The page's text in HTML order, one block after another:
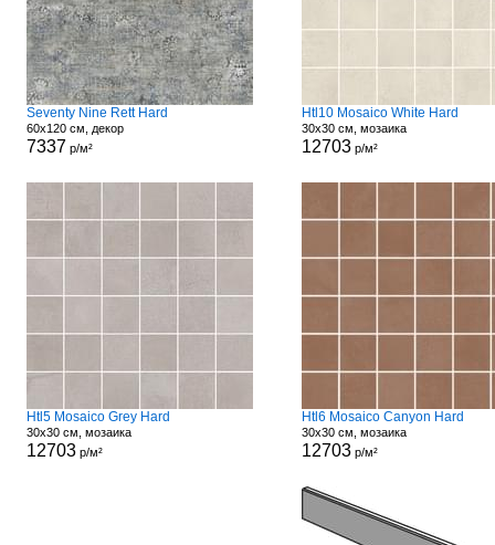
Seventy Nine Rett Hard
60x120 см, декор
7337 р/м²
Htl10 Mosaico White Hard
30x30 см, мозаика
12703р/м²
Htl5 Mosaico Grey Hard
30x30 см, мозаика
12703р/м²
Htl6 Mosaico Canyon Hard
30x30 см, мозаика
12703р/м²